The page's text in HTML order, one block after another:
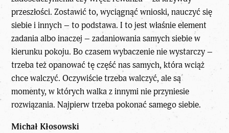
przeszłości. Zostawić to, wyciągnąć wnioski, nauczyć się
siebie i innych – to podstawa. I to jest właśnie element
zadania albo inaczej – zadaniowania samych siebie w
kierunku pokoju. Bo czasem wybaczenie nie wystarczy –
trzeba też opanować tę część nas samych, która wciąż
chce walczyć. Oczywiście trzeba walczyć, ale są
momenty, w których walka z innymi nie przyniesie
rozwiązania. Najpierw trzeba pokonać samego siebie.
Michał Kłosowski